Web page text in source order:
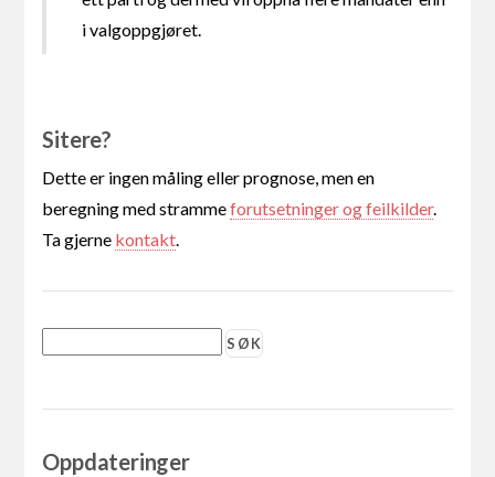
i valgoppgjøret.
Sitere?
Dette er ingen måling eller prognose, men en
beregning med strammeforutsetninger og feilkilder.
Ta gjerne kontakt.
Oppdateringer